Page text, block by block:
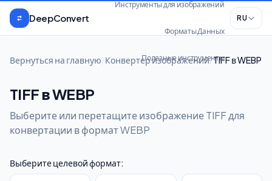
Перейти к содержимому
DeepConvert
Инструменты для изображений
Форматы Данных
Полезные инструменты
RU
Вернуться на главную Конвертер изображений/TIFF в WEBP
TIFF в WEBP
Выберите или перетащите изображение TIFF для
конвертации в формат WEBP
Выберите целевой формат: